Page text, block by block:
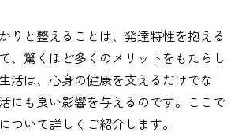
りと整えることは、発達特性を抱える
、驚くほど多くのメリットをもたらし
活は、心身の健康を支えるだけでな
にも良い影響を与えるのです。ここで
ついて詳しくご紹介します。